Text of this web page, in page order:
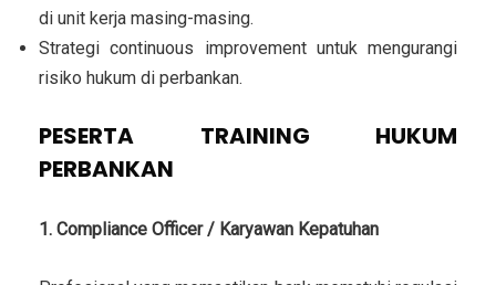
di unit kerja masing-masing.
Strategi continuous improvement untuk mengurangi
risiko hukum di perbankan.
PESERTA TRAINING HUKUM
PERBANKAN
1. Compliance Officer / Karyawan Kepatuhan